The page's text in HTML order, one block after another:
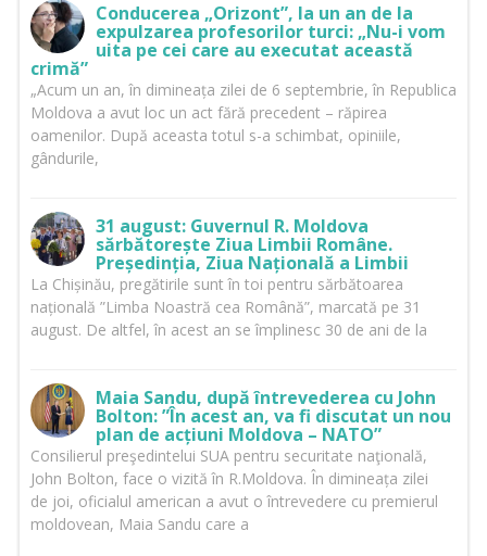
Conducerea „Orizont”, la un an de la
expulzarea profesorilor turci: „Nu-i vom
uita pe cei care au executat această
crimă”
„Acum un an, în dimineața zilei de 6 septembrie, în Republica
Moldova a avut loc un act fără precedent – răpirea
oamenilor. După aceasta totul s-a schimbat, opiniile,
gândurile,
31 august: Guvernul R. Moldova
sărbătorește Ziua Limbii Române.
Președinția, Ziua Națională a Limbii
La Chișinău, pregătirile sunt în toi pentru sărbătoarea
națională ”Limba Noastră cea Română”, marcată pe 31
august. De altfel, în acest an se împlinesc 30 de ani de la
Maia Sandu, după întrevederea cu John
Bolton: ”În acest an, va fi discutat un nou
plan de acțiuni Moldova – NATO”
Consilierul preşedintelui SUA pentru securitate naţională,
John Bolton, face o vizită în R.Moldova. În dimineața zilei
de joi, oficialul american a avut o întrevedere cu premierul
moldovean, Maia Sandu care a